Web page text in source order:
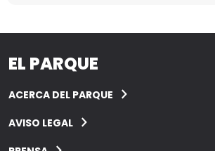
EL PARQUE
ACERCA DEL PARQUE
AVISO LEGAL